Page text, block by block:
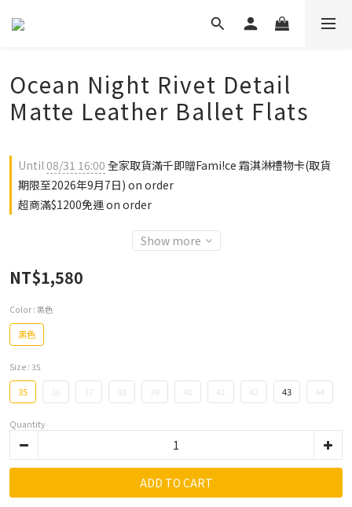
Ocean Night Rivet Detail
Matte Leather Ballet Flats
Until08/31 16:00 全家取貨滿千即贈Fami!ce 霜淇淋禮物卡(取貨
期限至2026年9月7日) on order
超商滿$1200免運 on order
Show more
NT$1,580
Color : 黑色
黑色
Size : 35
35 36 37 38 40 41 42 43 44
Quantity
ADD TO CART